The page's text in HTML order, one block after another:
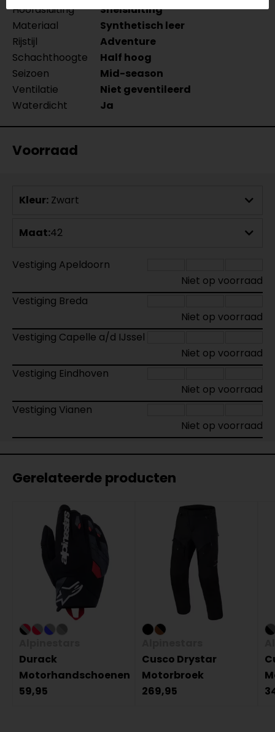
Hoofdsluiting
Snelsluiting
Materiaal
Synthetisch leer
Rijstijl
Adventure
Schachthoogte
Half hoog
Seizoen
Mid-season
Ventilatie
Niet geventileerd
Waterdicht
Ja
Voorraad
Kleur: Zwart
Maat:42
Vestiging Apeldoorn
Niet op voorraad
Vestiging Breda
Niet op voorraad
Vestiging Capelle a/d IJssel
Niet op voorraad
Vestiging Eindhoven
Niet op voorraad
Vestiging Vianen
Niet op voorraad
Gerelateerde producten
Durack
Motorhandschoenen
59,95
Cusco Drystar
Motorbroek
269,95